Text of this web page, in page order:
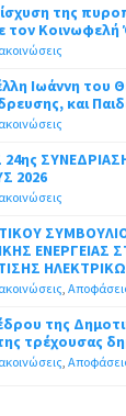
της
τον Κοινωφελή
Ιωάννη του
και
2026
ΕΝΕΡΓΕΙΑΣ
της
τρέχουσας